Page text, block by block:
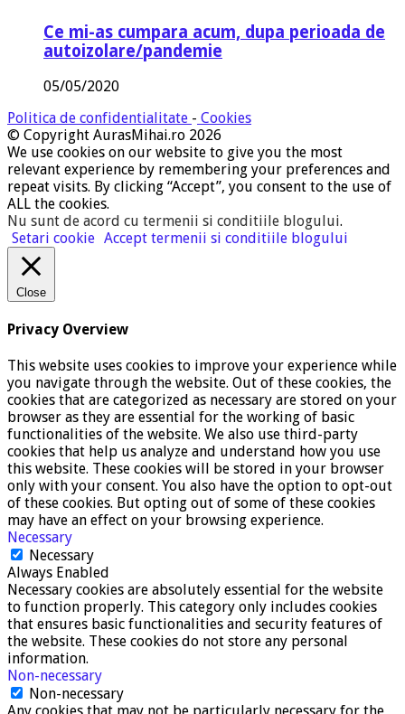
Ce mi-as cumpara acum, dupa perioada de
autoizolare/pandemie
05/05/2020
Politica de confidentialitate - Cookies
© Copyright AurasMihai.ro 2026
We use cookies on our website to give you the most
relevant experience by remembering your preferences and
repeat visits. By clicking “Accept”, you consent to the use of
ALL the cookies.
Nu sunt de acord cu termenii si conditiile blogului.
Setari cookie Accept termenii si conditiile blogului
Close
Privacy Overview
This website uses cookies to improve your experience while
you navigate through the website. Out of these cookies, the
cookies that are categorized as necessary are stored on your
browser as they are essential for the working of basic
functionalities of the website. We also use third-party
cookies that help us analyze and understand how you use
this website. These cookies will be stored in your browser
only with your consent. You also have the option to opt-out
of these cookies. But opting out of some of these cookies
may have an effect on your browsing experience.
Necessary
Necessary
Always Enabled
Necessary cookies are absolutely essential for the website
to function properly. This category only includes cookies
that ensures basic functionalities and security features of
the website. These cookies do not store any personal
information.
Non-necessary
Non-necessary